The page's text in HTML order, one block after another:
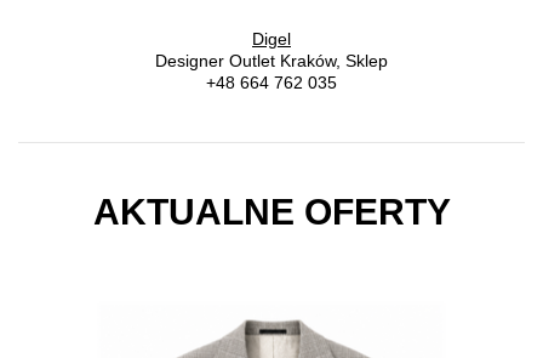
Digel
Designer Outlet Kraków, Sklep
+48 664 762 035
AKTUALNE OFERTY